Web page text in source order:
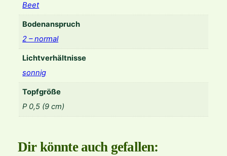
M
Beet
Bodenanspruch
2 – normal
Lichtverhältnisse
sonnig
Topfgröße
P 0,5 (9 cm)
Dir könnte auch gefallen: